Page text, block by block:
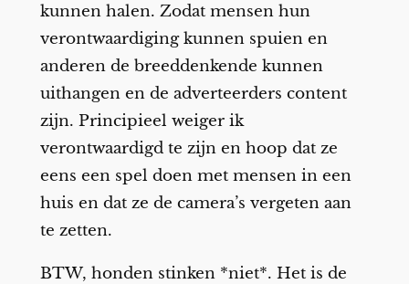
kunnen halen. Zodat mensen hun
verontwaardiging kunnen spuien en
anderen de breeddenkende kunnen
uithangen en de adverteerders content
zijn. Principieel weiger ik
verontwaardigd te zijn en hoop dat ze
eens een spel doen met mensen in een
huis en dat ze de camera’s vergeten aan
te zetten.
BTW, honden stinken *niet*. Het is de